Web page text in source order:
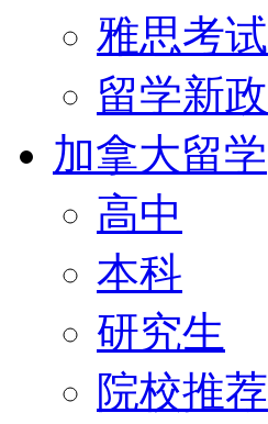
雅思考试
留学新政
加拿大留学
高中
本科
研究生
院校推荐